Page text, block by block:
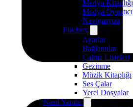
Medya Kitaplığı
Medya Oynatıcı
Navigasyon
Flacbox
Ayarlar
Bağlantılar
Çalma Listeleri
Gezinme
Müzik Kitaplığı
Ses Çalar
Yerel Dosyalar
Nasıl Yapılır